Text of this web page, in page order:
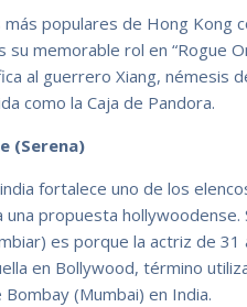
populares de Hong Kong
memorable rol en “Rogue
al guerrero Xiang, némesis
como la Caja de Pandora.
(Serena)
fortalece uno de los
una propuesta
es porque la actriz de
en Bollywood, término
(Mumbai) en India.